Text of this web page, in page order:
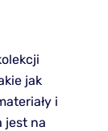
jak
i
jest na